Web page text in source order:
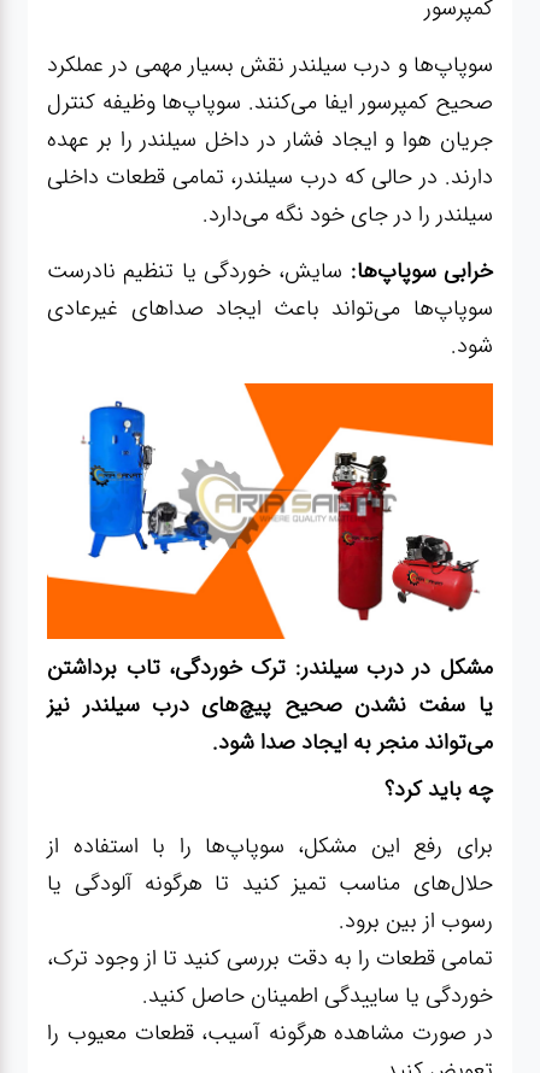
سوپاپ‌ها و درب سیلندر نقش بسیار مهمی در عملکرد
صحیح کمپرسور ایفا می‌کنند. سوپاپ‌ها وظیفه کنترل
جریان هوا و ایجاد فشار در داخل سیلندر را بر عهده
دارند. در حالی که درب سیلندر، تمامی قطعات داخلی
سیلندر را در جای خود نگه می‌دارد.
خرابی سوپاپ‌ها: سایش، خوردگی یا تنظیم نادرست
سوپاپ‌ها می‌تواند باعث ایجاد صداهای غیرعادی
شود.
مشکل در درب سیلندر: ترک خوردگی، تاب برداشتن
یا سفت نشدن صحیح پیچ‌های درب سیلندر نیز
می‌تواند منجر به ایجاد صدا شود.
چه باید کرد؟
برای رفع این مشکل، سوپاپ‌ها را با استفاده از
حلال‌های مناسب تمیز کنید تا هرگونه آلودگی یا
رسوب از بین برود.
تمامی قطعات را به دقت بررسی کنید تا از وجود ترک،
خوردگی یا ساییدگی اطمینان حاصل کنید.
در صورت مشاهده هرگونه آسیب، قطعات معیوب را